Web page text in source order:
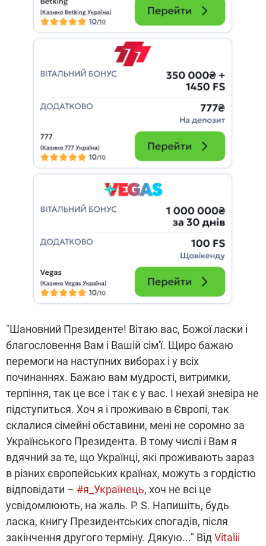
"Шановний Президенте! Вітаю вас, Божої ласки і
благословення Вам і Вашій сім'ї. Щиро бажаю
перемоги на наступних виборах і у всіх
починаннях. Бажаю вам мудрості, витримки,
терпіння, так це все і так є у вас. І нехай зневіра не
підступиться. Хоч я і проживаю в Європі, так
склалися сімейні обставини, мені не соромно за
Українського Президента. В тому числі і Вам я
вдячний за те, що Українці, які проживають зараз
в різних європейських країнах, можуть з гордістю
відповідати – #я_Українець, хоч не всі це
усвідомлюють, на жаль. P. S. Напишіть, будь
ласка, книгу Президентських спогадів, після
закінчення другого терміну. Дякую..." Від Vitalii